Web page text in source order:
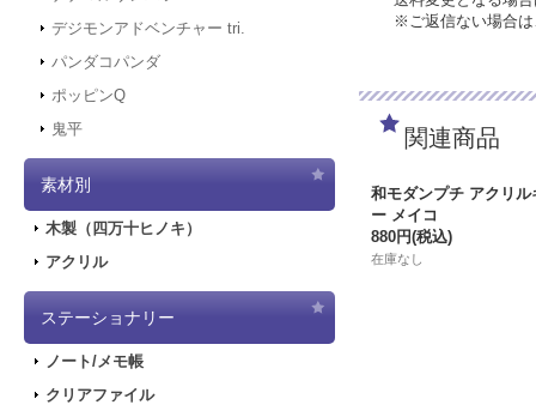
デジモンアドベンチャー tri.
パンダコパンダ
ポッピンQ
鬼平
素材別
木製（四万十ヒノキ）
アクリル
ステーショナリー
ノート/メモ帳
クリアファイル
※ご返信ない場合は
関連商品
和モダンプチ アクリル
ー メイコ
880円(税込)
在庫なし